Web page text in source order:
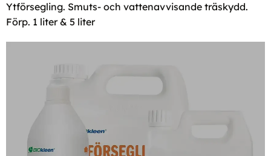
Ytförsegling. Smuts- och vattenavvisande träskydd.
Förp. 1 liter & 5 liter